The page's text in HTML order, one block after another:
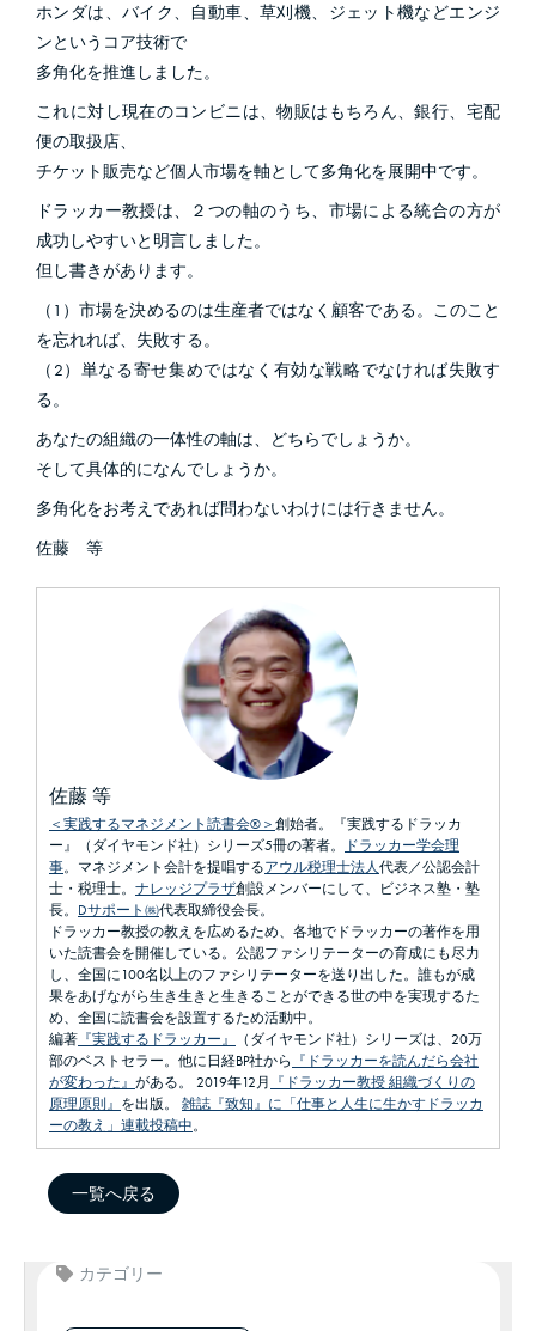
ホンダは、バイク、自動車、草刈機、ジェット機などエンジ
ンというコア技術で
多角化を推進しました。
これに対し現在のコンビニは、物販はもちろん、銀行、宅配
便の取扱店、
チケット販売など個人市場を軸として多角化を展開中です。
ドラッカー教授は、２つの軸のうち、市場による統合の方が
成功しやすいと明言しました。
但し書きがあります。
（1）市場を決めるのは生産者ではなく顧客である。このこと
を忘れれば、失敗する。
（2）単なる寄せ集めではなく有効な戦略でなければ失敗す
る。
あなたの組織の一体性の軸は、どちらでしょうか。
そして具体的になんでしょうか。
多角化をお考えであれば問わないわけには行きません。
佐藤 等
佐藤 等
＜実践するマネジメント読書会®＞創始者。『実践するドラッカ
ー』（ダイヤモンド社）シリーズ5冊の著者。
ドラッカー学会理
事。マネジメント会計を提唱するアウル税理士法人代表／公認会計
士・税理士。 ナレッジプラザ創設メンバーにして、ビジネス塾・塾
長。 Dサポート㈱代表取締役会長。
ドラッカー教授の教えを広めるため、各地でドラッカーの著作を用
いた読書会を開催している。公認ファシリテーターの育成にも尽力
し、全国に100名以上のファシリテーターを送り出した。誰もが成
果をあげながら生き生きと生きることができる世の中を実現するた
め、全国に読書会を設置するため活動中。
編著 『実践するドラッカー』
（ダイヤモンド社）シリーズは、20万
部のベストセラー。他に日経BP社から 『ドラッカーを読んだら会社
が変わった』 がある。 2019年12月 『ドラッカー教授 組織づくりの
原理原則』 を出版。 雑誌『致知』に「仕事と人生に生かすドラッカ
ーの教え」連載投稿中。
一覧へ戻る
カテゴリー